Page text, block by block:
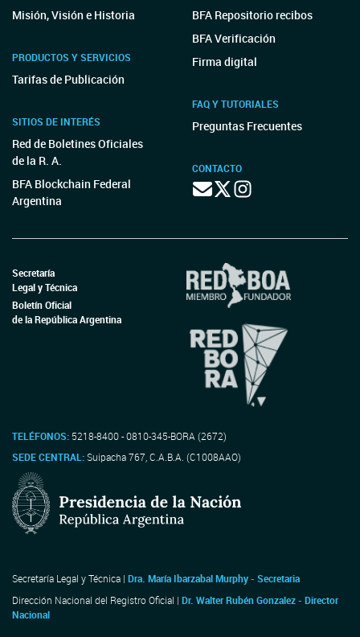
Misión, Visión e Historia
PRODUCTOS Y SERVICIOS
Tarifas de Publicación
SITIOS DE INTERÉS
Red de Boletines Oficiales
de la R. A.
BFA Blockchain Federal
Argentina
BFA Repositorio recibos
BFA Verificación
Firma digital
FAQ Y TUTORIALES
Preguntas Frecuentes
CONTACTO
Secretaría
Legal y Técnica
Boletín Oficial
de la República Argentina
TELÉFONOS: 5218-8400 - 0810-345-BORA (2672)
SEDE CENTRAL:Suipacha 767, C.A.B.A. (C1008AAO)
Secretaría Legal y Técnica | Dra. María Ibarzabal Murphy - Secretaria
Dirección Nacional del Registro Oficial | Dr. Walter Rubén Gonzalez - Director
Nacional